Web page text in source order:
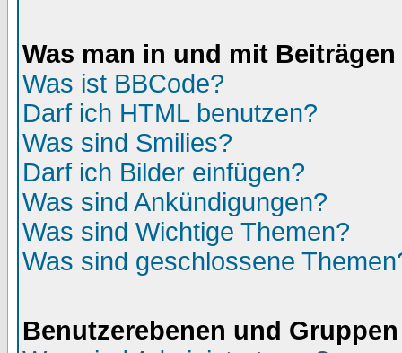
Was man in und mit
Was ist BBCode?
Darf ich HTML benutzen?
Was sind Smilies?
Darf ich Bilder einfügen?
Was sind Ankündigungen?
Was sind Wichtige Themen?
Was sind geschlossene
Benutzerebenen und Gruppen